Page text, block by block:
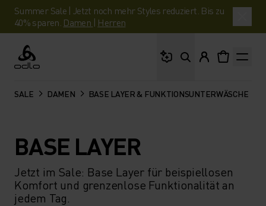
Summer Sale | Jetzt noch mehr Styles reduziert. Bis zu
40% sparen. Damen | Herren
Odlo
SALE DAMEN BASE LAYER & FUNKTIONSUNTERWÄSCHE
BASE LAYER
Jetzt im Sale: Base Layer für beispiellosen
Komfort und grenzenlose Funktionalität an
jedem Tag.